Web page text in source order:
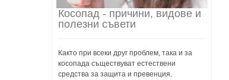
Косопад - причини, видове и
полезни съвети
Както при всеки друг проблем, така и за
косопада съществуват естествени
средства за защита и превенция.